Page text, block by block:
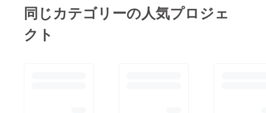
同じカテゴリーの人気プロジェ
クト